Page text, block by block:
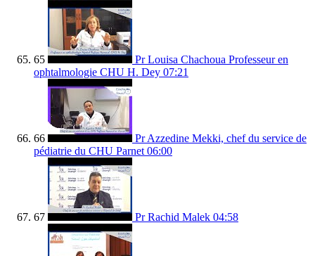
65
Pr Louisa Chachoua Professeur en
ophtalmologie CHU H. Dey 07:21
66
Pr Azzedine Mekki, chef du service de
pédiatrie du CHU Parnet 06:00
67 Pr Rachid Malek 04:58